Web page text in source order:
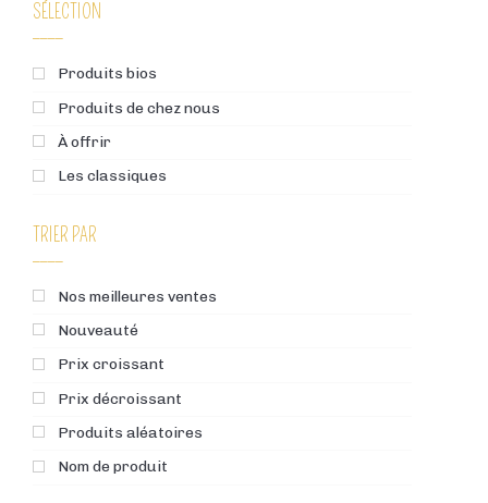
SÉLECTION
Produits bios
Produits de chez nous
À offrir
Les classiques
TRIER PAR
Nos meilleures ventes
Nouveauté
Prix croissant
Prix décroissant
Produits aléatoires
Nom de produit